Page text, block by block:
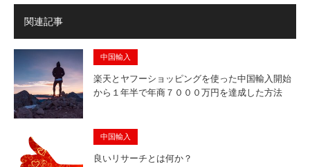
関連記事
中国輸入
楽天とヤフーショッピングを使った中国輸入開始
から１年半で年商７０００万円を達成した方法
中国輸入
良いリサーチとは何か？